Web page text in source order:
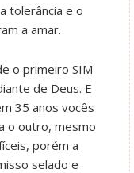
tolerância e o
a amar.
o primeiro SIM
de Deus. E
35 anos vocês
o outro, mesmo
porém a
selado e